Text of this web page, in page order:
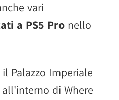
vari
a PS5 Pro nello
Palazzo Imperiale
all'interno di Where